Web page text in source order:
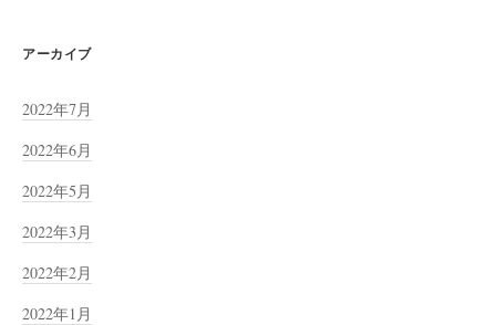
送
アーカイブ
2022年7月
2022年6月
2022年5月
2022年3月
2022年2月
2022年1月